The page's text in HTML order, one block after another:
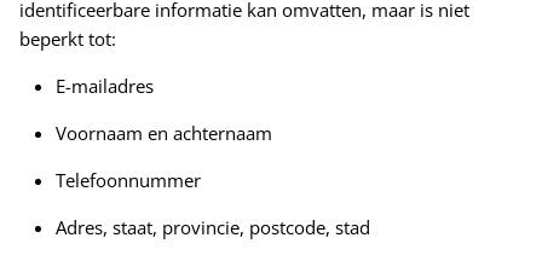
identificeerbare informatie kan omvatten, maar is niet
beperkt tot:
E-mailadres
Voornaam en achternaam
Telefoonnummer
Adres, staat, provincie, postcode, stad